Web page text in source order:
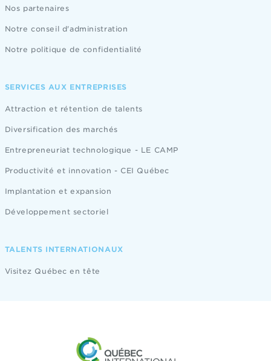
Nos partenaires
Notre conseil d'administration
Notre politique de confidentialité
SERVICES AUX ENTREPRISES
Attraction et rétention de talents
Diversification des marchés
Entrepreneuriat technologique - LE CAMP
Productivité et innovation - CEI Québec
Implantation et expansion
Développement sectoriel
TALENTS INTERNATIONAUX
Visitez Québec en tête